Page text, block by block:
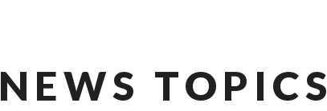
NEWS TOPICS